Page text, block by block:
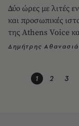
Δύο ώρες με λιτές
και προσωπικές
της Athens Voice
Δημήτρης
1 2 3